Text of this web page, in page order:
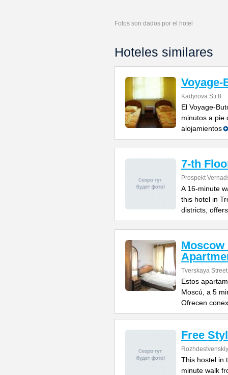
Fotos son dados por el hotel
Hoteles similares
Voyage-
Kadyrova Str.8
El Voyage-
minutos a pie
alojamientos
7-th
Prospekt
A 16-minute
this hotel in
districts, offers
Moscow
Tverskaya Street
Estos
Moscú, a 5
Ofrecen
Free
This hostel in
minute walk